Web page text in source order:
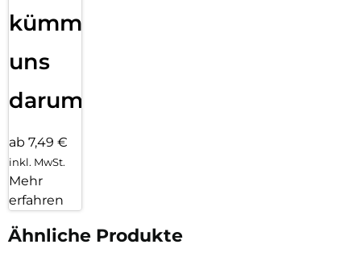
kümmern
uns
darum!
ab 7,49 €
inkl. MwSt.
Mehr
erfahren
Ähnliche Produkte